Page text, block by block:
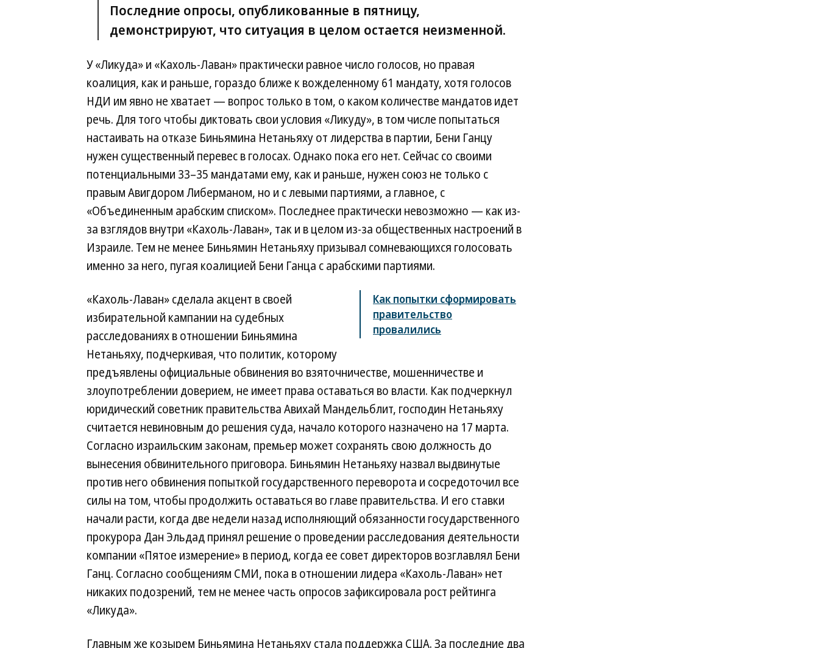
Последние опросы, опубликованные в пятницу,
демонстрируют, что ситуация в целом остается неизменной.
У «Ликуда» и «Кахоль-Лаван» практически равное число голосов, но правая
коалиция, как и раньше, гораздо ближе к вожделенному 61 мандату, хотя голосов
НДИ им явно не хватает — вопрос только в том, о каком количестве мандатов идет
речь. Для того чтобы диктовать свои условия «Ликуду», в том числе попытаться
настаивать на отказе Биньямина Нетаньяху от лидерства в партии, Бени Ганцу
нужен существенный перевес в голосах. Однако пока его нет. Сейчас со своими
потенциальными 33–35 мандатами ему, как и раньше, нужен союз не только с
правым Авигдором Либерманом, но и с левыми партиями, а главное, с
«Объединенным арабским списком». Последнее практически невозможно — как из-
за взглядов внутри «Кахоль-Лаван», так и в целом из-за общественных настроений в
Израиле. Тем не менее Биньямин Нетаньяху призывал сомневающихся голосовать
именно за него, пугая коалицией Бени Ганца с арабскими партиями.
Как попытки сформировать
правительство
провалились
«Кахоль-Лаван» сделала акцент в своей
избирательной кампании на судебных
расследованиях в отношении Биньямина
Нетаньяху, подчеркивая, что политик, которому
предъявлены официальные обвинения во взяточничестве, мошенничестве и
злоупотреблении доверием, не имеет права оставаться во власти. Как подчеркнул
юридический советник правительства Авихай Мандельблит, господин Нетаньяху
считается невиновным до решения суда, начало которого назначено на 17 марта.
Согласно израильским законам, премьер может сохранять свою должность до
вынесения обвинительного приговора. Биньямин Нетаньяху назвал выдвинутые
против него обвинения попыткой государственного переворота и сосредоточил все
силы на том, чтобы продолжить оставаться во главе правительства. И его ставки
начали расти, когда две недели назад исполняющий обязанности государственного
прокурора Дан Эльдад принял решение о проведении расследования деятельности
компании «Пятое измерение» в период, когда ее совет директоров возглавлял Бени
Ганц. Согласно сообщениям СМИ, пока в отношении лидера «Кахоль-Лаван» нет
никаких подозрений, тем не менее часть опросов зафиксировала рост рейтинга
«Ликуда».
Главным же козырем Биньямина Нетаньяху стала поддержка США. За последние два